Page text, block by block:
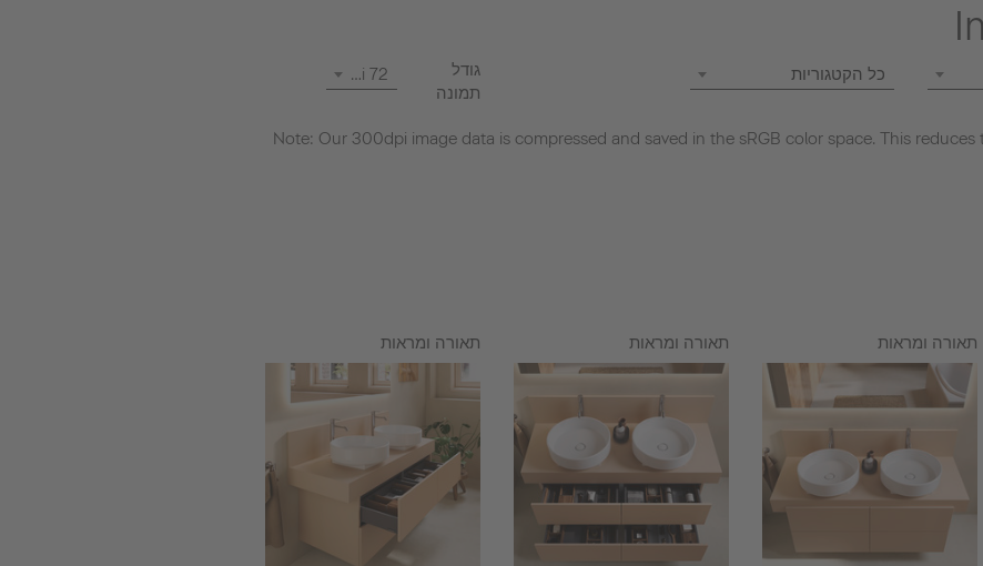
כל הקטגוריות
גודל
תמונה
72 dpi
Note: Our 300dpi image data is compressed and saved in the sRGB color space. This
תאורה ומראות תאורה ומראות תאורה ומראות